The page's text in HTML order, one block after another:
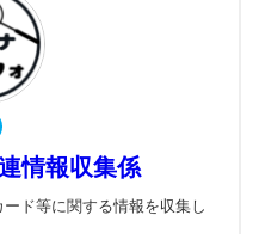
情報収集係
ド等に関する情報を収集し